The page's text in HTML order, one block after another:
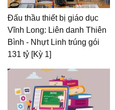
Đấu thầu thiết bị giáo dục
Vĩnh Long: Liên danh Thiên
Bình - Nhựt Linh trúng gói
131 tỷ [Kỳ 1]